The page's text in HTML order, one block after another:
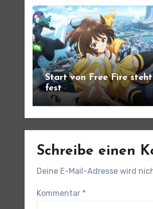
Start von Free Fire steht
fest
Schreibe einen
Deine E-Mail-Adresse wird
Kommentar *